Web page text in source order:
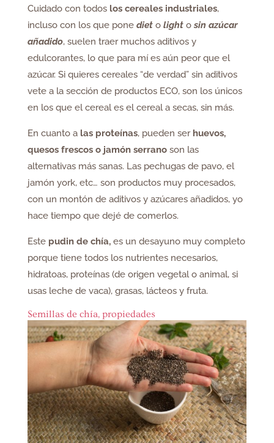
Cuidado con todoslos cereales industriales,
incluso con los que pone dieto lightosin azúcar
añadido, suelen traer muchos aditivos y
edulcorantes, lo que para mí es aún peor que el
azúcar. Si quieres cereales “de verdad” sin aditivos
vete a la sección de productos ECO, son los únicos
en los que el cereal es el cereal a secas, sin más.
En cuanto alas proteínas, pueden ser huevos,
quesos frescos o jamón serranoson las
alternativas más sanas. Las pechugas de pavo, el
jamón york, etc… son productos muy procesados,
con un montón de aditivos y azúcares añadidos, yo
hace tiempo que dejé de comerlos.
Este pudin de chía,es un desayuno muy completo
porque tiene todos los nutrientes necesarios,
hidratoas, proteínas (de origen vegetal o animal, si
usas leche de vaca), grasas, lácteos y fruta.
Semillas de chía, propiedades